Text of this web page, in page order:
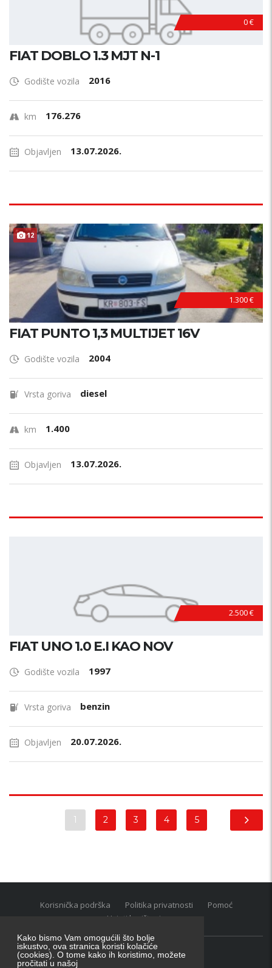
Kako bismo Vam omogućili što bolje
iskustvo, ova stranica koristi kolačiće
(cookies). O tome kako ih koristimo, možete
pročitati u našoj
0 €
FIAT DOBLO 1.3 MJT N-1
Godište vozila 2016
km 176.276
Objavljen 13.07.2026.
12
1.300 €
FIAT PUNTO 1,3 MULTIJET 16V
Godište vozila 2004
Vrsta goriva diesel
km 1.400
Objavljen 13.07.2026.
2.500 €
FIAT UNO 1.0 E.I KAO NOV
Godište vozila 1997
Vrsta goriva benzin
Objavljen 20.07.2026.
1 2 3 4 5
Korisnička podrška Politika privatnosti
Pomoć
Uvjeti korištenja
Oglasnik grupacija:posao.hr|oglasnik.hr|auti.hr